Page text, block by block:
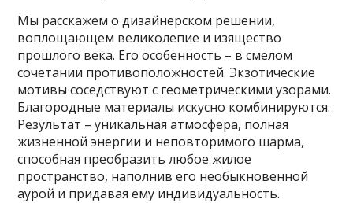
Мы расскажем о дизайнерском решении,
воплощающем великолепие и изящество
прошлого века. Его особенность – в смелом
сочетании противоположностей. Экзотические
мотивы соседствуют с геометрическими узорами.
Благородные материалы искусно комбинируются.
Результат – уникальная атмосфера, полная
жизненной энергии и неповторимого шарма,
способная преобразить любое жилое
пространство, наполнив его необыкновенной
аурой и придавая ему индивидуальность.